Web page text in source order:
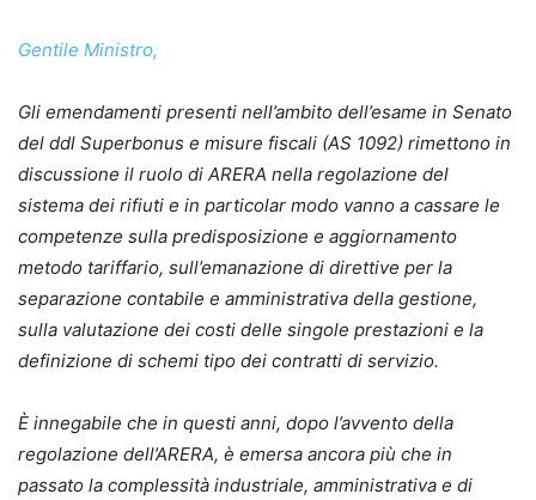
Gentile Ministro,
Gli emendamenti presenti nell’ambito dell’esame in Senato
del ddl Superbonus e misure fiscali (AS 1092) rimettono in
discussione il ruolo di ARERA nella regolazione del
sistema dei rifiuti e in particolar modo vanno a cassare le
competenze sulla predisposizione e aggiornamento
metodo tariffario, sull’emanazione di direttive per la
separazione contabile e amministrativa della gestione,
sulla valutazione dei costi delle singole prestazioni e la
definizione di schemi tipo dei contratti di servizio.
È innegabile che in questi anni, dopo l’avvento della
regolazione dell’ARERA, è emersa ancora più che in
passato la complessità industriale, amministrativa e di